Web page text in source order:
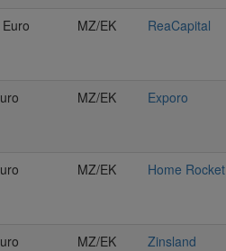
MZ/EK ReaCapital
MZ/EK Exporo
MZ/EK Home Rocket
MZ/EK Zinsland